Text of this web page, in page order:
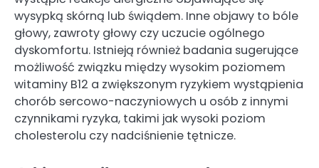
wysypką skórną lub świądem. Inne objawy to bóle
głowy, zawroty głowy czy uczucie ogólnego
dyskomfortu. Istnieją również badania sugerujące
możliwość związku między wysokim poziomem
witaminy B12 a zwiększonym ryzykiem wystąpienia
chorób sercowo-naczyniowych u osób z innymi
czynnikami ryzyka, takimi jak wysoki poziom
cholesterolu czy nadciśnienie tętnicze.